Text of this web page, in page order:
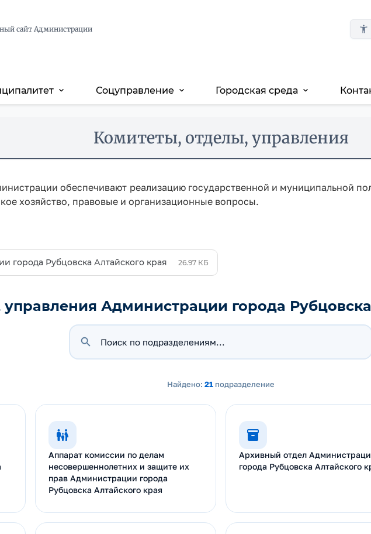
сайт Администрации accessibility_new
expand_more Соцуправление expand_more Городская среда expand_more
Комитеты, отделы, управления
обеспечивают реализацию государственной и муниципальной
хозяйство, правовые и организационные вопросы.
города Рубцовска Алтайского края 26.97 КБ
Администрации города Рубцовска
Название
Найдено: 21 подразделение
Аппарат комиссии по делам
несовершеннолетних и защите их
прав Администрации города
Рубцовска Алтайского края
Архивный отдел
города Рубцовска Алтайского